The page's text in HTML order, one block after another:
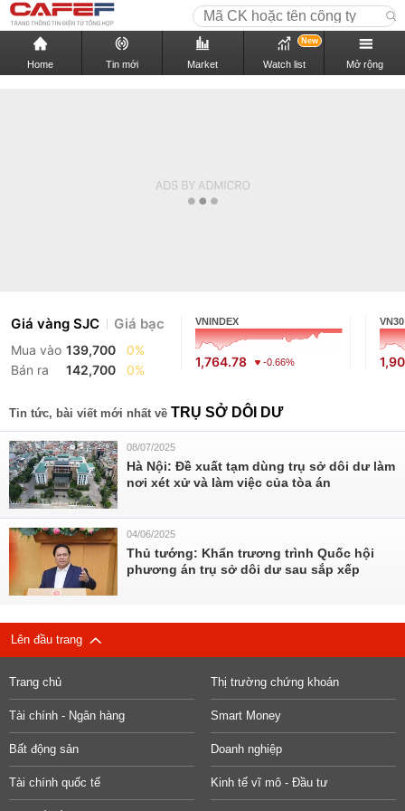
Home Tin mới Market Watch list
New
Mở rộng
Giá vàng SJC Giá bạc
Mua vào 139,700
0%
Bán ra
142,700 0%
VNINDEX
1,764.78 -0.66%
VN30
Tin tức, bài viết mới nhất về TRỤ SỞ DÔI DƯ
08/07/2025
Hà Nội: Đề xuất tạm dùng trụ sở dôi dư làm
nơi xét xử và làm việc của tòa án
04/06/2025
Thủ tướng: Khẩn trương trình Quốc hội
phương án trụ sở dôi dư sau sắp xếp
Lên đầu trang
Trang chủ Thị trường chứng khoán
Tài chính - Ngân hàng Smart Money
Bất động sản Doanh nghiệp
Tài chính quốc tế Kinh tế vĩ mô - Đầu tư